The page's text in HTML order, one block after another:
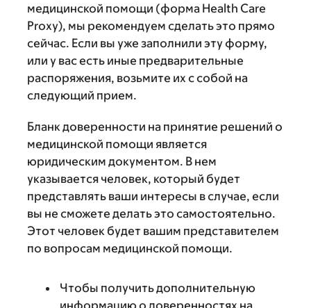
медицинской помощи (форма Health Care
Proxy), мы рекомендуем сделать это прямо
сейчас. Если вы уже заполнили эту форму,
или у вас есть иные предварительные
распоряжения, возьмите их с собой на
следующий прием.
Бланк доверенности на принятие решений о
медицинской помощи является
юридическим документом. В нем
указывается человек, который будет
представлять ваши интересы в случае, если
вы не сможете делать это самостоятельно.
Этот человек будет вашим представителем
по вопросам медицинской помощи.
Чтобы получить дополнительную
информацию о доверенностях на